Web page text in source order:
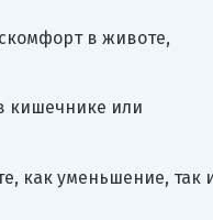
в животе,
кишечнике или
как уменьшение, так